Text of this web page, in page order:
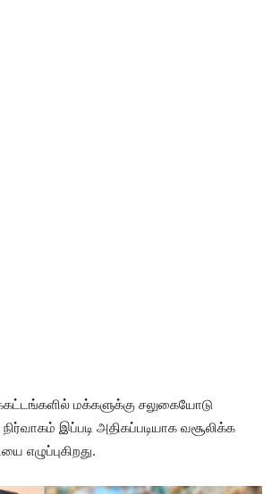
மக்களுக்கு சலுகையோடு
இப்படி அதிகப்படியாக வசூலிக்க
எழுப்புகிறது.